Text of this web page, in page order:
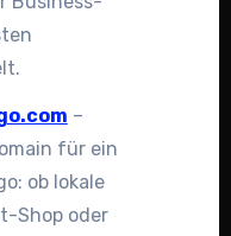
–
für ein
ob lokale
Shop oder